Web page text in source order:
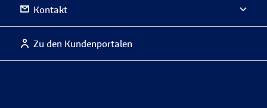
Kontakt
Zu den Kundenportalen